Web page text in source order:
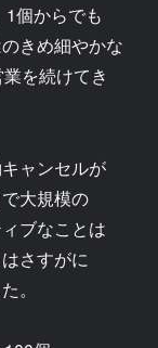
個からでも
きめ細やかな
を続けてき
ャンセルが
大規模の
ブなことは
さすがに
。